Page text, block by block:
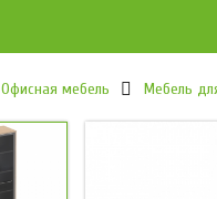
Офисная мебель Мебель